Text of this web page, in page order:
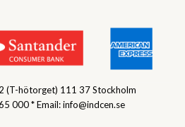
(T-hötorget) 111 37 Stockholm
000 * Email: info@indcen.se